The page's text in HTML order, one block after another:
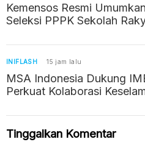
Kemensos Resmi
Seleksi PPPK Sekolah
INIFLASH 15 jam lalu
MSA Indonesia Dukung
Perkuat Kolaborasi
Tinggalkan Komentar